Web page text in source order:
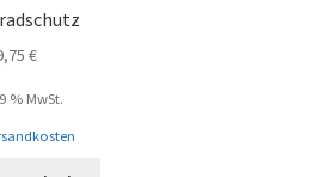
€
% MwSt.